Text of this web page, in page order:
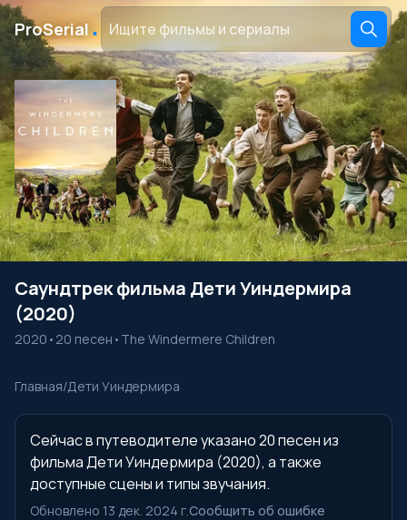
ProSerial․
Саундтрек фильма Дети Уиндермира
(2020)
2020 • 20 песен • The Windermere Children
Главная/Дети Уиндермира
Сейчас в путеводителе указано 20 песен из
фильма Дети Уиндермира (2020), а также
доступные сцены и типы звучания.
Обновлено 13 дек. 2024 г.Сообщить об ошибке